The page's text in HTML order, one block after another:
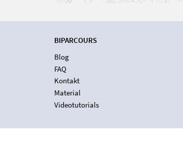
BIPARCOURS
Blog
FAQ
Kontakt
Material
Videotutorials